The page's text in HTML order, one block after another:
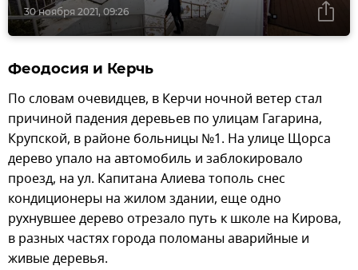
30 ноября 2021, 09:26
Феодосия и Керчь
По словам очевидцев, в Керчи ночной ветер стал
причиной падения деревьев по улицам Гагарина,
Крупской, в районе больницы №1. На улице Щорса
дерево упало на автомобиль и заблокировало
проезд, на ул. Капитана Алиева тополь снес
кондиционеры на жилом здании, еще одно
рухнувшее дерево отрезало путь к школе на Кирова,
в разных частях города поломаны аварийные и
живые деревья.